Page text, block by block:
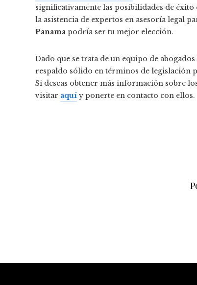
significativamente las posibilidades de
la asistencia de expertos en asesoría legal
Panama podría ser tu mejor elección.
Dado que se trata de un equipo de
respaldo sólido en términos de legislación
Si deseas obtener más información sobre
visitar aquí y ponerte en contacto con ellos.